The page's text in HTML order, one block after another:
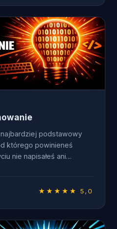
najbardziej podstawowy
którego powinieneś
nie napisałeś ani…
★★★★★ 5,0